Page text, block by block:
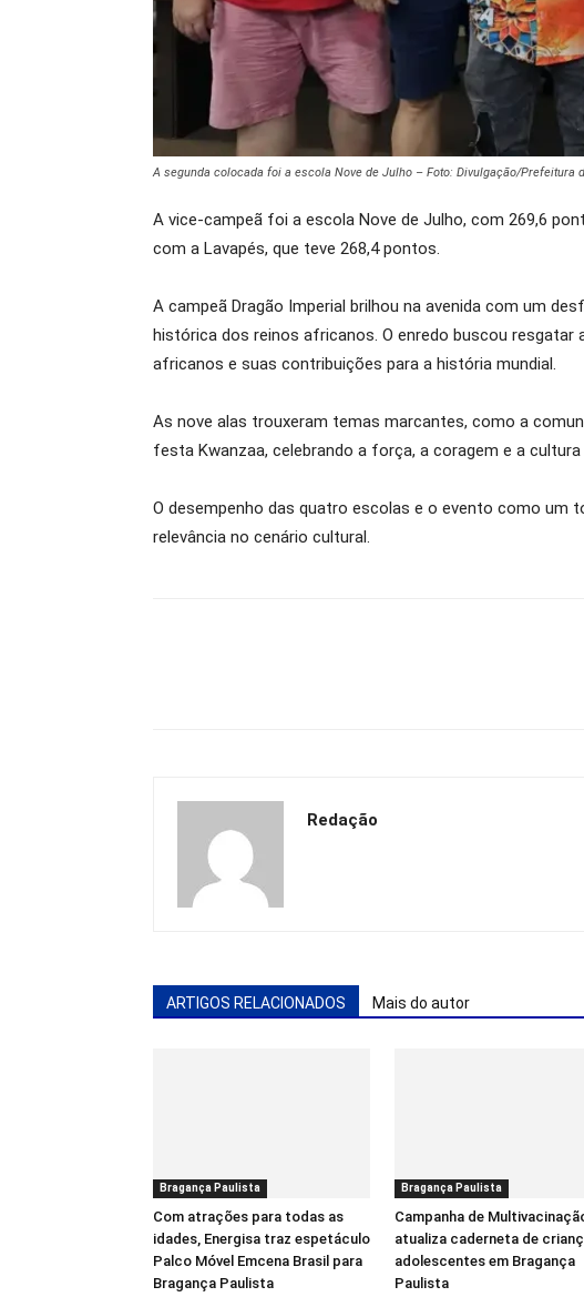
A segunda colocada foi a escola Nove de Julho – Foto: Divulgação/Prefeitura
A vice-campeã foi a escola Nove de Julho, com 269,6
com a Lavapés, que teve 268,4 pontos.
A campeã Dragão Imperial brilhou na avenida com um
histórica dos reinos africanos. O enredo buscou
africanos e suas contribuições para a história mundial.
As nove alas trouxeram temas marcantes, como a
festa Kwanzaa, celebrando a força, a coragem e a
O desempenho das quatro escolas e o evento como um
relevância no cenário cultural.
Redação
ARTIGOS RELACIONADOS Mais do autor
Bragança Paulista
Com atrações para todas as
idades, Energisa traz espetáculo
Palco Móvel Emcena Brasil para
Bragança Paulista
Bragança Paulista
Campanha de
atualiza caderneta de
adolescentes em Bragança
Paulista